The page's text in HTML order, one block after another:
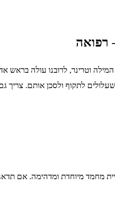
רפואה
וטרינר, לרובנו עולה בראש
לתקוף ולסכן אותם. צריך
מחמד מיוחדת ומדהימה. אם